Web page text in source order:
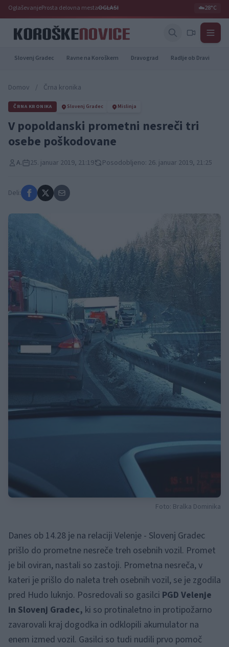
OglaševanjeProsta delovna mestaOGLASI ☁️28°C
Slovenj Gradec Ravne na Koroškem Dravograd Radlje ob Dravi
Domov / Črna kronika
ČRNA KRONIKA Slovenj Gradec Mislinja
V popoldanski prometni nesreči tri
osebe poškodovane
A. 25. januar 2019, 21:19 Posodobljeno: 26. januar 2019, 21:25
Deli:
Foto: Bralka Dominika
Danes ob 14.28 je na relaciji Velenje - Slovenj Gradec
prišlo do prometne nesreče treh osebnih vozil. Promet
je bil oviran, nastali so zastoji. Prometna nesreča, v
kateri je prišlo do naleta treh osebnih vozil, se je zgodila
pred Hudo luknjo. Posredovali so gasilci PGD Velenje
in Slovenj Gradec, ki so protinaletno in protipožarno
zavarovali kraj dogodka in odklopili akumulator na
enem izmed vozil. Gasilci so tudi nudili prvo pomoč